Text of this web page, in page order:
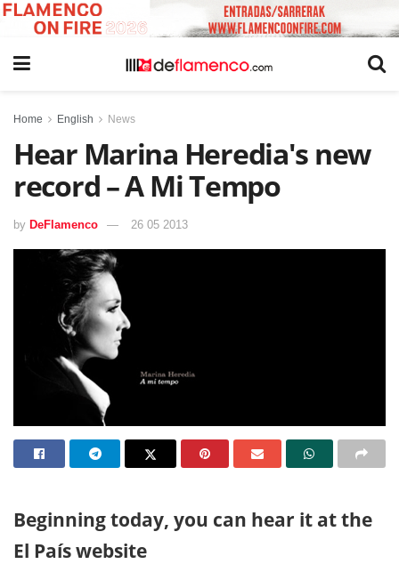
Home English News
Hear Marina Heredia's new
record – A Mi Tempo
by DeFlamenco 26 05 2013
Beginning today, you can hear it at the
El País website